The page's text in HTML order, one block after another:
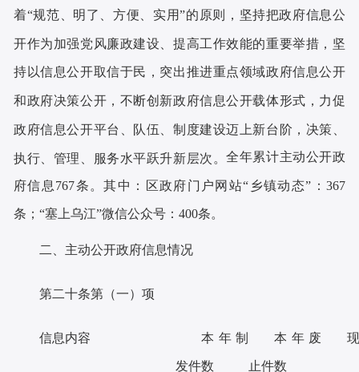
着“规范、明了、方便、实用”的原则，坚持把政府信息公
开作为加强党风廉政建设、提高工作效能的重要举措，坚
持以信息公开取信于民，突出推进重点领域政府信息公开
和政府决策公开，不断创新政府信息公开载体形式，力促
政府信息公开平台、队伍、制度建设迈上新台阶，决策、
执行、管理、服务水平跃升新层次。全年累计主动公开政
府信息767条。其中：区政府门户网站“乡镇动态”：367
条；“塞上乌江”微信公众号：400条。
二、主动公开政府信息情况
第二十条第（一）项
信息内容 本年制
发件数
本年废
止件数